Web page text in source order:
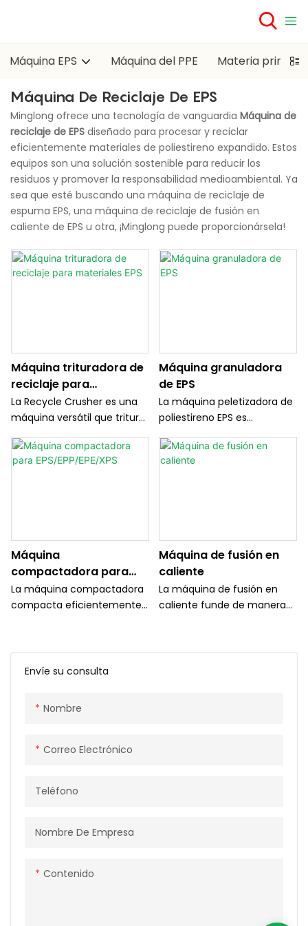
Máquina EPS Máquina del PPE Materia prima
Máquina De Reciclaje De EPS
Minglong ofrece una tecnología de vanguardia Máquina de
reciclaje de EPS diseñado para procesar y reciclar
eficientemente materiales de poliestireno expandido. Estos
equipos son una solución sostenible para reducir los
residuos y promover la responsabilidad medioambiental. Ya
sea que esté buscando una máquina de reciclaje de
espuma EPS, una máquina de reciclaje de fusión en
caliente de EPS u otra, ¡Minglong puede proporcionársela!
Envíe su consulta
Nombre
Correo Electrónico
Teléfono
Nombre De Empresa
Contenido
Máquina trituradora de
reciclaje para
materiales EPS
La Recycle Crusher es una
máquina versátil que tritura
y recicla eficazmente
materiales de EPS,
simplificando el proceso de
convierte en un activo
valioso para la gestión de
residuos.
Máquina granuladora
de EPS
La máquina peletizadora de
poliestireno EPS es
adecuada para el reciclaje
directo de EPS/XPS,
granulación y
Máquina
compactadora para
EPS/EPP/EPE/XPS
La máquina compactadora
compacta eficientemente
volumen y ahorrando
costos de transporte y
reutilizado como granulado
empresas y fabricantes de
Máquina de fusión en
caliente
La máquina de fusión en
caliente funde de manera
que reduce el volumen para